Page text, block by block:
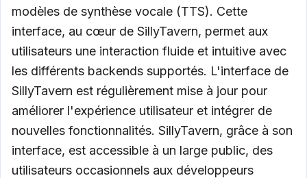
modèles de synthèse vocale (TTS). Cette
interface, au cœur de SillyTavern, permet aux
utilisateurs une interaction fluide et intuitive avec
les différents backends supportés. L'interface de
SillyTavern est régulièrement mise à jour pour
améliorer l'expérience utilisateur et intégrer de
nouvelles fonctionnalités. SillyTavern, grâce à son
interface, est accessible à un large public, des
utilisateurs occasionnels aux développeurs